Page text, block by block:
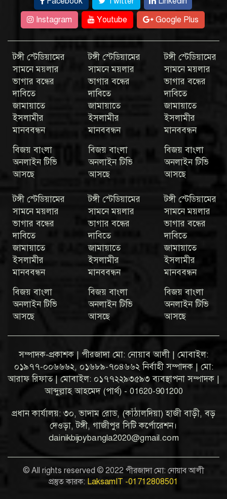
Instagram
Youtube Google Plus
টঙ্গী স্টেডিয়ামের
সামনে ময়লার
ভাগার বন্ধের
দাবিতে
জামায়াতে
ইসলামীর
মানববন্ধন
বিজয় বাংলা
অনলাইন টিভি
আসছে
টঙ্গী স্টেডিয়ামের
সামনে ময়লার
ভাগার বন্ধের
দাবিতে
জামায়াতে
ইসলামীর
মানববন্ধন
বিজয় বাংলা
অনলাইন টিভি
আসছে
টঙ্গী স্টেডিয়ামের
সামনে ময়লার
ভাগার বন্ধের
দাবিতে
জামায়াতে
ইসলামীর
মানববন্ধন
বিজয় বাংলা
অনলাইন টিভি
আসছে
টঙ্গী স্টেডিয়ামের
সামনে ময়লার
ভাগার বন্ধের
দাবিতে
জামায়াতে
ইসলামীর
মানববন্ধন
বিজয় বাংলা
অনলাইন টিভি
আসছে
টঙ্গী স্টেডিয়ামের
সামনে ময়লার
ভাগার বন্ধের
দাবিতে
জামায়াতে
ইসলামীর
মানববন্ধন
বিজয় বাংলা
অনলাইন টিভি
আসছে
টঙ্গী স্টেডিয়ামের
সামনে ময়লার
ভাগার বন্ধের
দাবিতে
জামায়াতে
ইসলামীর
মানববন্ধন
বিজয় বাংলা
অনলাইন টিভি
আসছে
সম্পাদক-প্রকাশক | পীরজাদা মো: নোয়াব আলী | মোবাইল:
০১৯৭৭-০০৬৬৬২, ০১৬৮৯-৭০৪৬৬২ নির্বাহী সম্পাদক | মো:
আরাফ রিফাত | মোবাইল: ০১৭৭২২৯৩৫৯৩ ব্যবস্থাপনা সম্পাদক |
আব্দুল্লাহ আহমেদ (পার্থ) - 01620-901200
প্রধান কার্যালয়: ৩০, ভাদাম রোড, (কাঁঠালদিয়া) হাজী বাড়ী, বড়
দেওড়া, টঙ্গী, গাজীপুর সিটি কর্পোরেশন।
dainikbijoybangla2020@gmail.com
© All rights reserved © 2022 পীরজাদা মো: নোয়াব আলী
প্রস্তুত কারক: LaksamIT -01712808501